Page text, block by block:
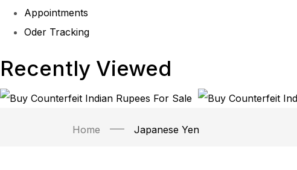
Appointments
Oder Tracking
Recently Viewed
Home Japanese Yen